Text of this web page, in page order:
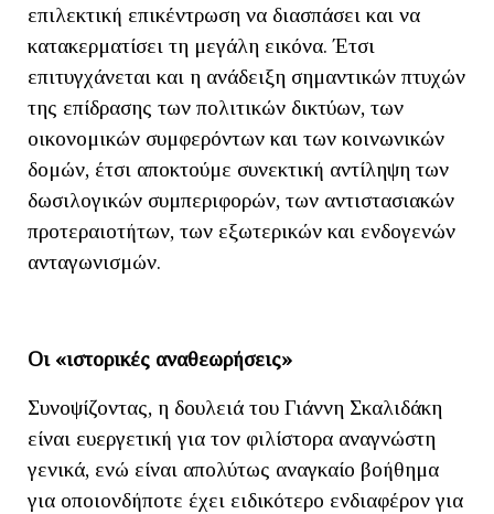
επιλεκτική επικέντρωση να διασπάσει και να
κατακερματίσει τη μεγάλη εικόνα. Έτσι
επιτυγχάνεται και η ανάδειξη σημαντικών πτυχών
της επίδρασης των πολιτικών δικτύων, των
οικονομικών συμφερόντων και των κοινωνικών
δομών, έτσι αποκτούμε συνεκτική αντίληψη των
δωσιλογικών συμπεριφορών, των αντιστασιακών
προτεραιοτήτων, των εξωτερικών και ενδογενών
ανταγωνισμών.
Οι «ιστορικές αναθεωρήσεις»
Συνοψίζοντας, η δουλειά του Γιάννη Σκαλιδάκη
είναι ευεργετική για τον φιλίστορα αναγνώστη
γενικά, ενώ είναι απολύτως αναγκαίο βοήθημα
για οποιονδήποτε έχει ειδικότερο ενδιαφέρον για